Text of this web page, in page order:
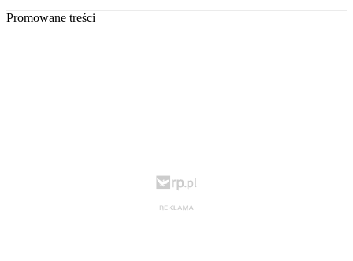
Promowane treści